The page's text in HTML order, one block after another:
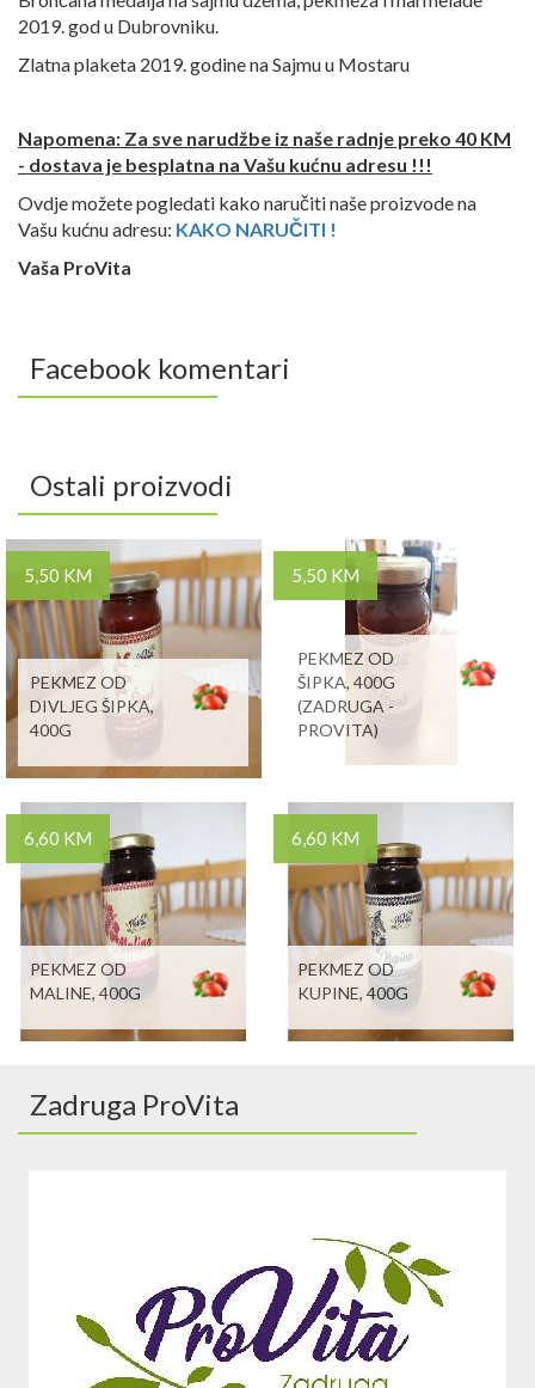
2019. god u Dubrovniku.
Zlatna plaketa 2019. godine na Sajmu u Mostaru
Napomena: Za sve narudžbe iz naše radnje preko 40 KM
- dostava je besplatna na Vašu kućnu adresu !!!
Ovdje možete pogledati kako naručiti naše proizvode na
Vašu kućnu adresu: KAKO NARUČITI !
Vaša ProVita
Facebook komentari
Ostali proizvodi
5,50 KM
PEKMEZ OD
DIVLJEG ŠIPKA,
400G
5,50 KM
PEKMEZ OD
ŠIPKA, 400G
(ZADRUGA -
PROVITA)
6,60 KM
PEKMEZ OD
MALINE, 400G
6,60 KM
PEKMEZ OD
KUPINE, 400G
Zadruga ProVita